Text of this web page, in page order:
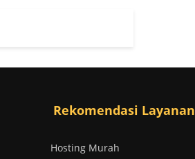
Rekomendasi Layanan
Hosting Murah